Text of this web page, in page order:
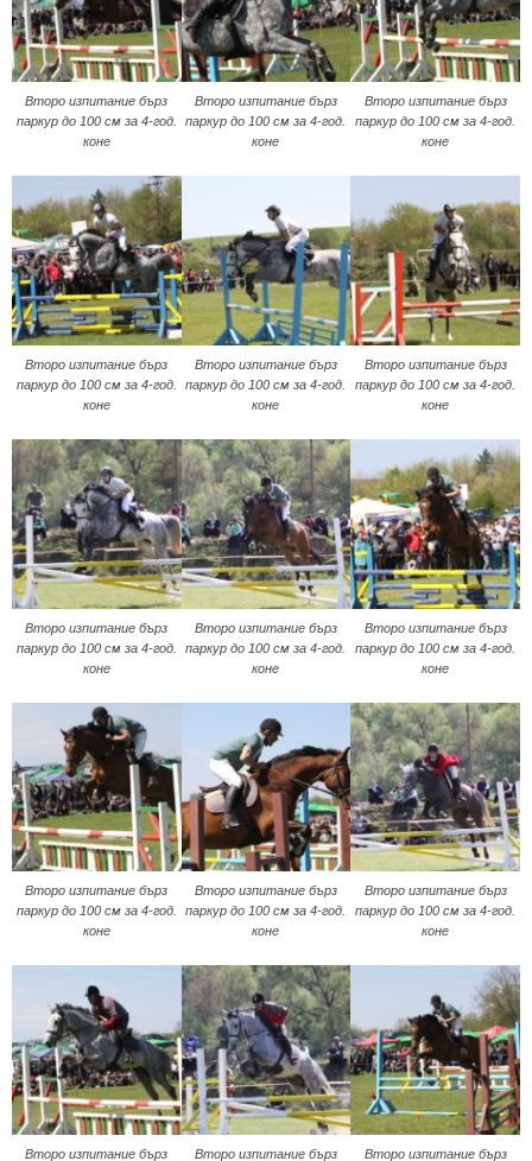
Второ изпитание бърз
паркур до 100 см за 4-год.
коне
Второ изпитание бърз
паркур до 100 см за 4-год.
коне
Второ изпитание бърз
паркур до 100 см за 4-год.
коне
Второ изпитание бърз
паркур до 100 см за 4-год.
коне
Второ изпитание бърз
паркур до 100 см за 4-год.
коне
Второ изпитание бърз
паркур до 100 см за 4-год.
коне
Второ изпитание бърз
паркур до 100 см за 4-год.
коне
Второ изпитание бърз
паркур до 100 см за 4-год.
коне
Второ изпитание бърз
паркур до 100 см за 4-год.
коне
Второ изпитание бърз
паркур до 100 см за 4-год.
коне
Второ изпитание бърз
паркур до 100 см за 4-год.
коне
Второ изпитание бърз
паркур до 100 см за 4-год.
коне
Второ изпитание бърз Второ изпитание бърз Второ изпитание бърз